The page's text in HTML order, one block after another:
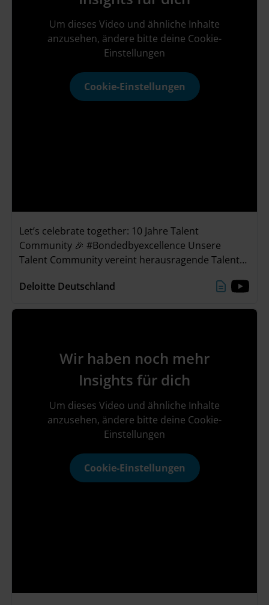
Um dieses Video und ähnliche Inhalte
anzusehen, ändere bitte deine Cookie-
Einstellungen
Cookie-Einstellungen
Let’s celebrate together: 10 Jahre Talent
Community 🎉 #Bondedbyexcellence Unsere
Talent Community vereint herausragende Talente,
kennengelernt haben – ein Netzwerk, in dem
Karriereplanung und stärkt langfristige
Verbindungen. Mehr zur Talent Community
👉 https://delo.tt/6052h5pFM
Deloitte Deutschland
Wir haben noch mehr
Insights für dich
Um dieses Video und ähnliche Inhalte
anzusehen, ändere bitte deine Cookie-
Einstellungen
Cookie-Einstellungen